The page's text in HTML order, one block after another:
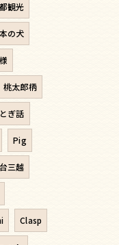
観光
の犬
桃太郎柄
ぎ話
Pig
三越
Clasp